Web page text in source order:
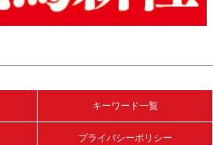
キーワード一覧
プライバシーポリシー